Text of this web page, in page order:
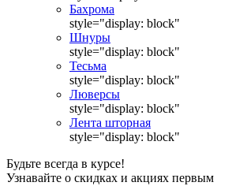
Бахрома
style="display: block"
Шнуры
style="display: block"
Тесьма
style="display: block"
Люверсы
style="display: block"
Лента шторная
style="display: block"
Будьте всегда в курсе!
Узнавайте о скидках и акциях первым